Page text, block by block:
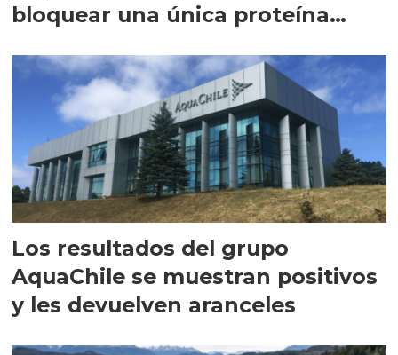
bloquear una única proteína
Los resultados del grupo
AquaChile se muestran positivos
y les devuelven aranceles